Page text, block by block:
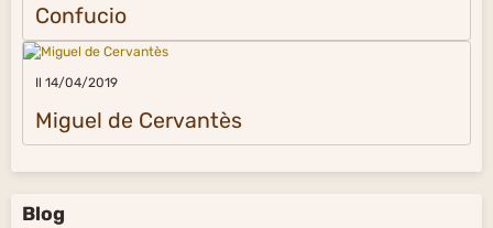
Confucio
Il 14/04/2019
Miguel de Cervantès
Blog